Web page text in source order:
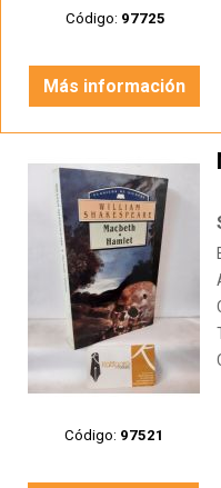
Código: 97725
Más información
Código: 97521